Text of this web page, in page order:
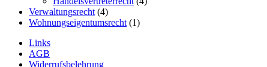
Verwaltungsrecht (4)
Wohnungseigentumsrecht (1)
Links
AGB
Widerrufsbelehrung